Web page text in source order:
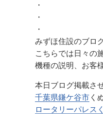
・
・
・
みずほ住設のブロ
こちらでは日々の
機種の説明、お客
本日ブログ掲載さ
千葉県鎌ケ谷市 く
ロータリーパレス